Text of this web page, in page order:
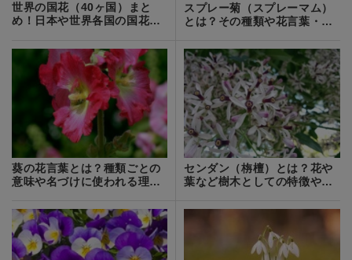
世界の国花（40ヶ国）まと
め！日本や世界各国の国花・
スプレー菊（スプレーマム）
とは？その種類や花言葉・育
葵の花言葉とは？種類ごとの
意味や名づけに使われる理由
センダン（栴檀）とは？花や
葉など樹木としての特徴や育